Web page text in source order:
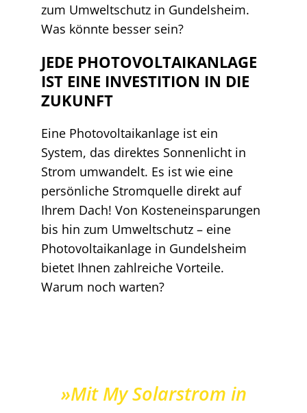
zum Umweltschutz in Gundelsheim.
Was könnte besser sein?
JEDE PHOTOVOLTAIKANLAGE
IST EINE INVESTITION IN DIE
ZUKUNFT
Eine Photovoltaikanlage ist ein
System, das direktes Sonnenlicht in
Strom umwandelt. Es ist wie eine
persönliche Stromquelle direkt auf
Ihrem Dach! Von Kosteneinsparungen
bis hin zum Umweltschutz – eine
Photovoltaikanlage in Gundelsheim
bietet Ihnen zahlreiche Vorteile.
Warum noch warten?
»Mit My Solarstrom in